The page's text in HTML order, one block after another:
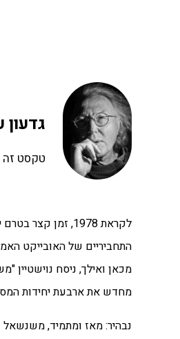
טקסט זה
לקראת 1978, זמן
התחביריים של האובייקט
מכאן ואילך, ניסח
מחדש את ארבעת יחידות